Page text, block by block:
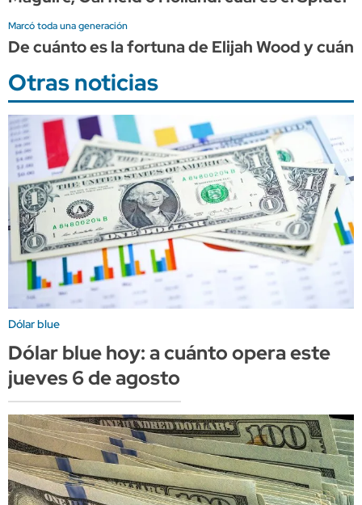
Marcó toda una generación
De cuánto es la fortuna de Elijah Wood y
Otras noticias
Dólar blue
Dólar blue hoy: a cuánto opera este
jueves 6 de agosto